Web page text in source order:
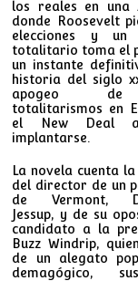
los reales en una
donde Roosevelt
elecciones y un
totalitario toma el
un instante
historia del siglo
apogeo
totalitarismos en
el New Deal
implantarse.
La novela cuenta
del director de un
de Vermont,
Jessup, y de su
candidato a la
Buzz Windrip,
de un alegato
demagógico,